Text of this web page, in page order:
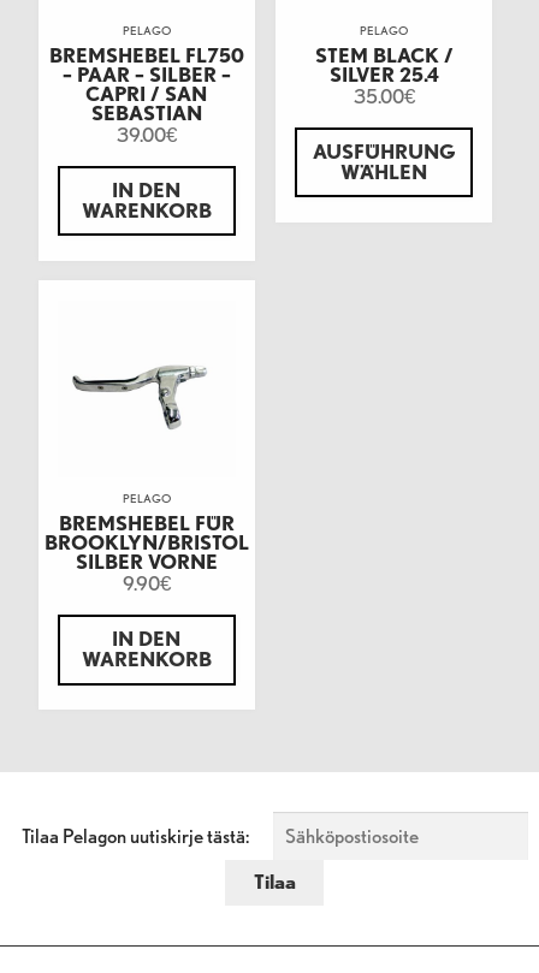
PELAGO
BREMSHEBEL FL750
– PAAR – SILBER –
CAPRI / SAN
SEBASTIAN
39.00€
IN DEN
WARENKORB
PELAGO
STEM BLACK /
SILVER 25.4
35.00€
AUSFÜHRUNG
WÄHLEN
PELAGO
BREMSHEBEL FÜR
BROOKLYN/BRISTOL
SILBER VORNE
9.90€
IN DEN
WARENKORB
Tilaa Pelagon uutiskirje tästä: